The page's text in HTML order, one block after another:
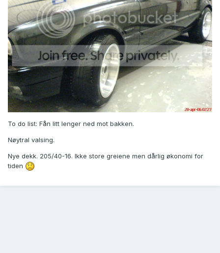
To do list: Fån litt lenger ned mot bakken.
Nøytral valsing.
Nye dekk. 205/40-16. Ikke store greiene men dårlig økonomi for
tiden